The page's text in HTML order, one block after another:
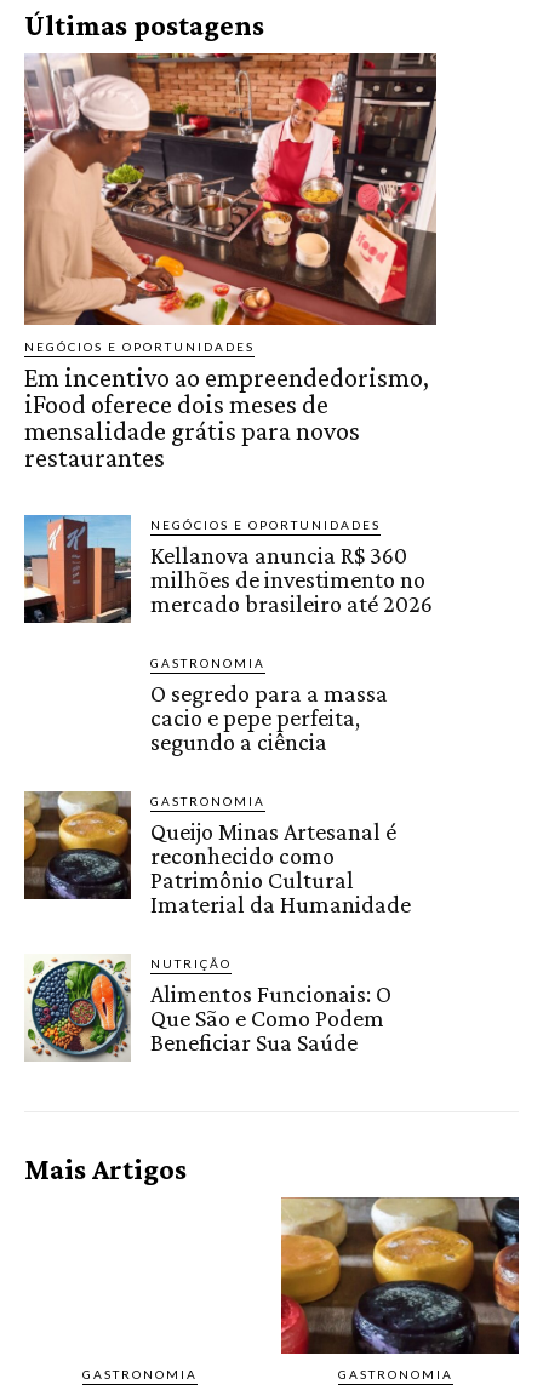
Últimas postagens
NEGÓCIOS E OPORTUNIDADES
Em incentivo ao empreendedorismo,
iFood oferece dois meses de
mensalidade grátis para novos
restaurantes
NEGÓCIOS E OPORTUNIDADES
Kellanova anuncia R$ 360
milhões de investimento no
mercado brasileiro até 2026
GASTRONOMIA
O segredo para a massa
cacio e pepe perfeita,
segundo a ciência
GASTRONOMIA
Queijo Minas Artesanal é
reconhecido como
Patrimônio Cultural
Imaterial da Humanidade
NUTRIÇÃO
Alimentos Funcionais: O
Que São e Como Podem
Beneficiar Sua Saúde
Mais Artigos
GASTRONOMIA GASTRONOMIA